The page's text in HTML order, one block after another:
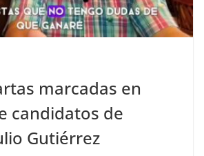
marcadas en
candidatos de
Gutiérrez